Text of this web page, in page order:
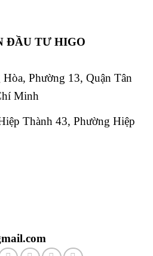
ĐẦU TƯ HIGO
Phường 13, Quận Tân
Minh
Thành 43, Phường Hiệp